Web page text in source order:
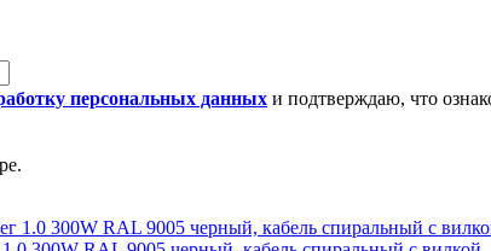
персональных данных и подтверждаю, что